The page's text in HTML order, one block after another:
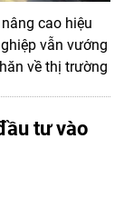
cao hiệu
vẫn vướng
về thị trường
tư vào